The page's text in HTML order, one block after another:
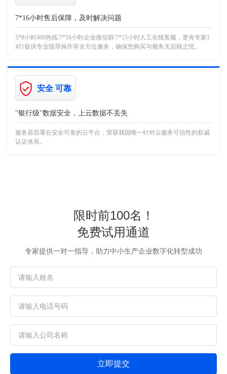
7*16小时售后保障，及时解决问题
5*8小时400热线/7*16小时企业微信群/7*15小时人工在线客服，更有专家1
对1提供专业指导操作等全方位服务，确保您购买与服务无后顾之忧。
安全 可靠
"银行级"数据安全，上云数据不丢失
服务器部署在安全可靠的云平台，荣获我国唯一针对云服务可信性的权威
认证体系。
限时前100名！
免费试用通道
专家提供一对一指导，助力中小生产企业数字化转型成功
立即提交